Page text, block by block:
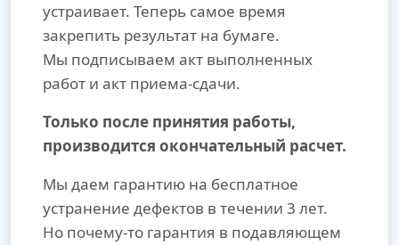
устраивает. Теперь самое время
закрепить результат на бумаге.
Мы подписываем акт выполненных
работ и акт приема-сдачи.
Только после принятия работы,
производится окончательный расчет.
Мы даем гарантию на бесплатное
устранение дефектов в течении 3 лет.
Но почему-то гарантия в подавляющем